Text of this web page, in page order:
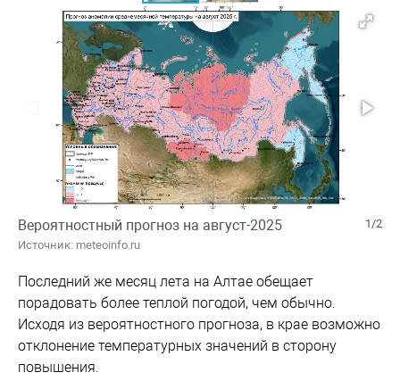
1/2
Вероятностный прогноз на август-2025
Источник: meteoinfo.ru
Последний же месяц лета на Алтае обещает
порадовать более теплой погодой, чем обычно.
Исходя из вероятностного прогноза, в крае возможно
отклонение температурных значений в сторону
повышения.